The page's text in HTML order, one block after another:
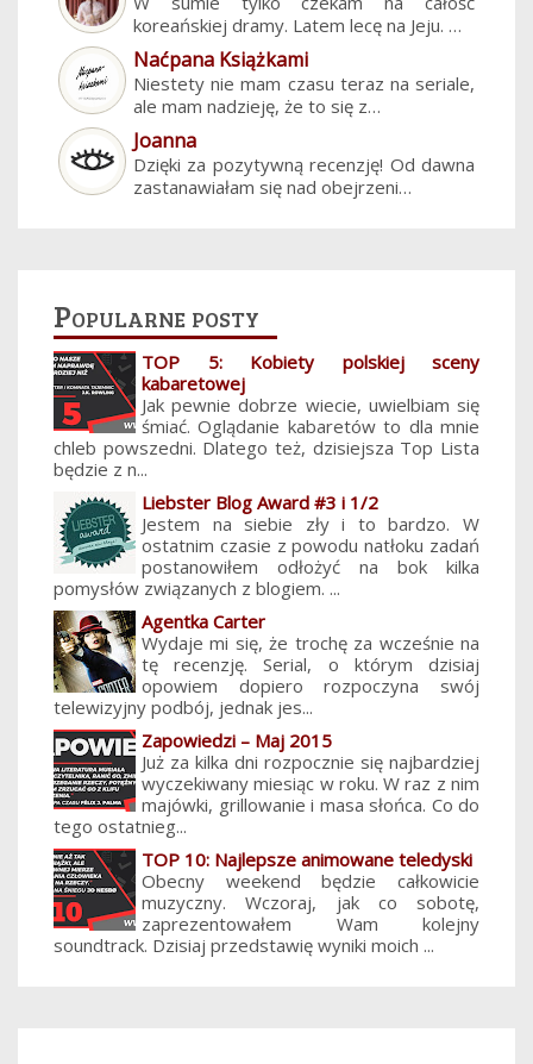
koreańskiej dramy. Latem lecę na Jeju. …
Naćpana Książkami
Niestety nie mam czasu teraz na seriale,
ale mam nadzieję, że to się z…
Joanna
Dzięki za pozytywną recenzję! Od dawna
zastanawiałam się nad obejrzeni…
Popularne posty
TOP 5: Kobiety polskiej sceny
kabaretowej
Jak pewnie dobrze wiecie, uwielbiam się
śmiać. Oglądanie kabaretów to dla mnie
chleb powszedni. Dlatego też, dzisiejsza Top Lista
będzie z n...
Liebster Blog Award #3 i 1/2
Jestem na siebie zły i to bardzo. W
ostatnim czasie z powodu natłoku zadań
postanowiłem odłożyć na bok kilka
pomysłów związanych z blogiem. ...
Agentka Carter
Wydaje mi się, że trochę za wcześnie na
tę recenzję. Serial, o którym dzisiaj
opowiem dopiero rozpoczyna swój
telewizyjny podbój, jednak jes...
Zapowiedzi – Maj 2015
Już za kilka dni rozpocznie się najbardziej
wyczekiwany miesiąc w roku. W raz z nim
majówki, grillowanie i masa słońca. Co do
tego ostatnieg...
TOP 10: Najlepsze animowane teledyski
Obecny weekend będzie całkowicie
muzyczny. Wczoraj, jak co sobotę,
zaprezentowałem Wam kolejny
soundtrack. Dzisiaj przedstawię wyniki moich ...